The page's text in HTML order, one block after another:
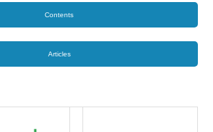
Contents
Articles